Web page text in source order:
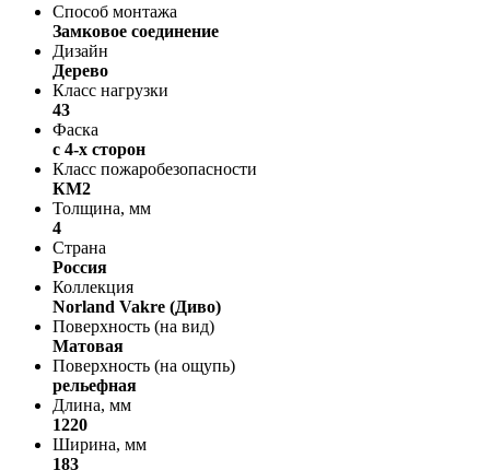
Способ монтажа
Замковое соединение
Дизайн
Дерево
Класс нагрузки
43
Фаска
с 4-х сторон
Класс пожаробезопасности
КМ2
Толщина, мм
4
Страна
Россия
Коллекция
Norland Vakre (Диво)
Поверхность (на вид)
Матовая
Поверхность (на ощупь)
рельефная
Длина, мм
1220
Ширина, мм
183